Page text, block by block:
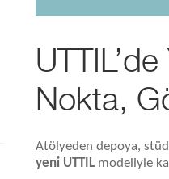
Nokta,
Atölyeden depoya,
yeni UTTIL modeliyle